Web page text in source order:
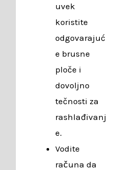
uvek
koristite
odgovarajuć
e brusne
ploče i
dovoljno
tečnosti za
rashlađivanj
e.
Vodite
računa da